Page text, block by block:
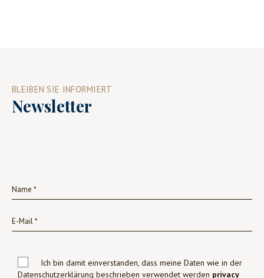
BLEIBEN SIE INFORMIERT
Newsletter
Ich bin damit einverstanden, dass meine Daten wie in der
Datenschutzerklärung beschrieben verwendet werden privacy